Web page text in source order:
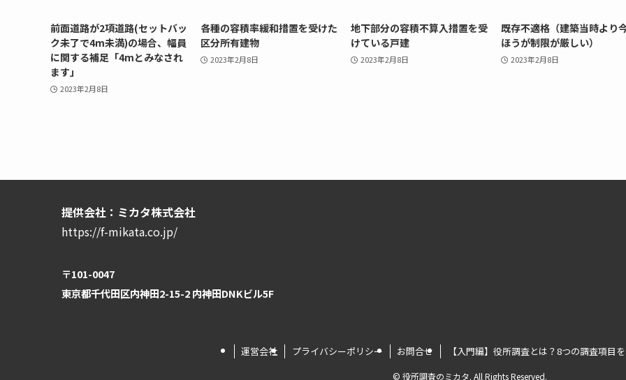
前面道路が2項道路(セットバッ
ク未了で4m未満)の場合、幅員
に関する補足「4mとみなされ
ます」
2023年2月8日
各種の容積率緩和措置を受けた
区分所有建物
2023年2月8日
地下部分の容積不算入措置を受
けている戸建
2023年2月8日
既存不適格（建築当時より
ほうが制限が厳しい）
2023年2月8日
提供会社：ミカタ株式会社
https://f-mikata.co.jp/
〒101-0047
東京都千代田区内神田2-15-2 内神田DNKビル5F
運営会社 プライバシーポリシー お問合せ 【入門編】役所調査とは？8つの調査項目
© 役所調査のミカタ. All Rights Reserved.